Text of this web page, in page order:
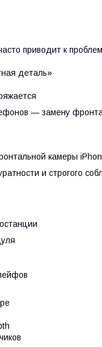
приводит к
деталь»
— замену
камеры
и строгого